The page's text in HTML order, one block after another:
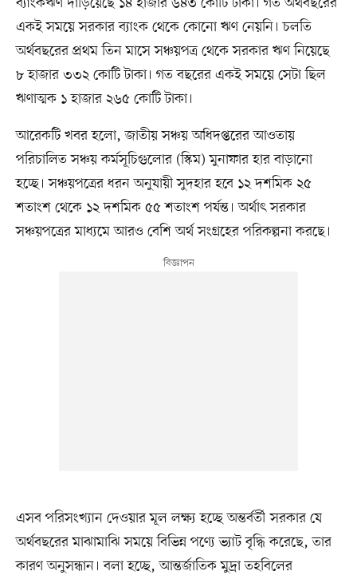
একই সময়ে সরকার ব্যাংক থেকে কোনো ঋণ নেয়নি। চলতি
অর্থবছরের প্রথম তিন মাসে সঞ্চয়পত্র থেকে সরকার ঋণ নিয়েছে
৮ হাজার ৩৩২ কোটি টাকা। গত বছরের একই সময়ে সেটা ছিল
ঋণাত্মক ১ হাজার ২৬৫ কোটি টাকা।
আরেকটি খবর হলো, জাতীয় সঞ্চয় অধিদপ্তরের আওতায়
পরিচালিত সঞ্চয় কর্মসূচিগুলোর (স্কিম) মুনাফার হার বাড়ানো
হচ্ছে। সঞ্চয়পত্রের ধরন অনুযায়ী সুদহার হবে ১২ দশমিক ২৫
শতাংশ থেকে ১২ দশমিক ৫৫ শতাংশ পর্যন্ত। অর্থাৎ সরকার
সঞ্চয়পত্রের মাধ্যমে আরও বেশি অর্থ সংগ্রহের পরিকল্পনা করছে।
এসব পরিসংখ্যান দেওয়ার মূল লক্ষ্য হচ্ছে অন্তর্বর্তী সরকার যে
অর্থবছরের মাঝামাঝি সময়ে বিভিন্ন পণ্যে ভ্যাট বৃদ্ধি করেছে, তার
কারণ অনুসন্ধান। বলা হচ্ছে, আন্তর্জাতিক মুদ্রা তহবিলের